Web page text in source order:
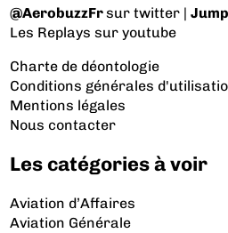
@AerobuzzFrsur twitter |
Les Replays sur youtube
Charte de déontologie
Conditions générales
Mentions légales
Nous contacter
Les catégories à voir
Aviation d’Affaires
Aviation Générale